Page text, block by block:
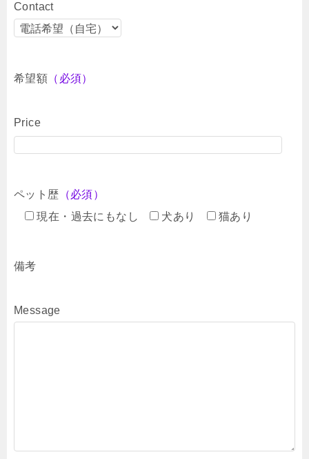
Contact
希望額 （必須）
Price
ペット歴 （必須）
現在・過去にもなし
犬あり 猫あり
備考
Message